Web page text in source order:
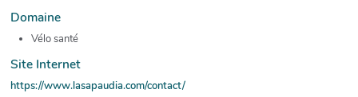
Domaine
Vélo santé
Site Internet
https://www.lasapaudia.com/contact/